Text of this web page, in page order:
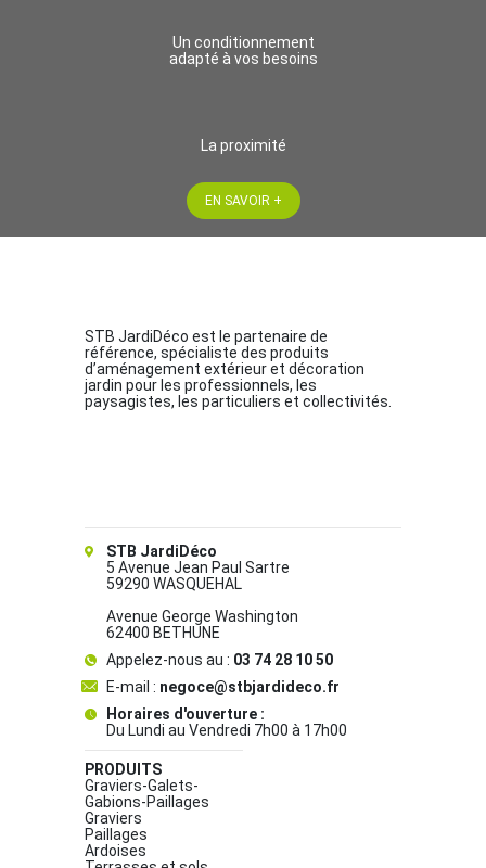
Un conditionnement
adapté à vos besoins
La proximité
EN SAVOIR +
STB JardiDéco est le partenaire de
référence, spécialiste des produits
d’aménagement extérieur et décoration
jardin pour les professionnels, les
paysagistes, les particuliers et collectivités.
STB JardiDéco
5 Avenue Jean Paul Sartre
59290 WASQUEHAL
Avenue George Washington
62400 BETHUNE
Appelez-nous au : 03 74 28 10 50
E-mail : negoce@stbjardideco.fr
Horaires d'ouverture :
Du Lundi au Vendredi 7h00 à 17h00
PRODUITS
Graviers-Galets-
Gabions-Paillages
Graviers
Paillages
Ardoises